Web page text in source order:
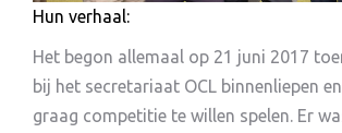
Hun verhaal:
Het begon allemaal op 21 juni 2017
bij het secretariaat OCL binnenliepen
graag competitie te willen spelen. Er